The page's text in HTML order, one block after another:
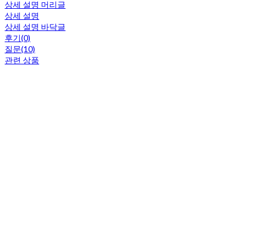
상세 설명 머리글
상세 설명
상세 설명 바닥글
후기(0)
질문(10)
관련 상품